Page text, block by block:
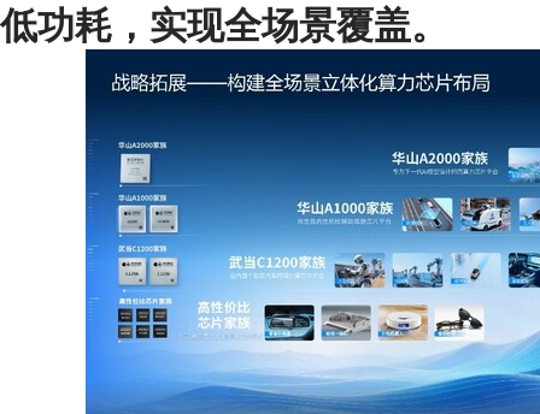
低功耗，实现全场景覆盖。